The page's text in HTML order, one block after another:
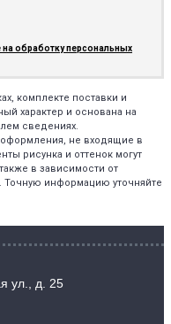
на обработку персональных
комплекте поставки и
характер и основана на
сведениях.
не входящие в
рисунка и оттенок могут
в зависимости от
Точную информацию уточняйте
ул., д. 25